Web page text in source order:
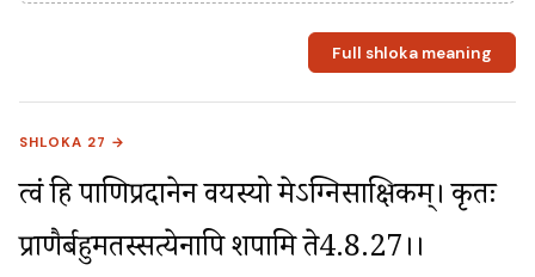
Full shloka meaning
SHLOKA 27 →
त्वं हि पाणिप्रदानेन वयस्यो मेऽग्निसाक्षिकम्। कृतः
प्राणैर्बहुमतस्सत्येनापि शपामि ते4.8.27।।